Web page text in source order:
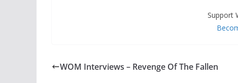
Support
WOM Interviews – Revenge Of The Fallen